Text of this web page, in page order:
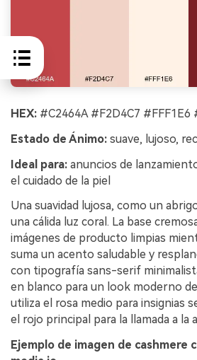
HEX: #C2464A #F2D4C7
Estado de Ánimo: suave, lujoso,
Ideal para: anuncios de
el cuidado de la piel
Una suavidad lujosa, como un
una cálida luz coral. La base
imágenes de producto limpias
suma un acento saludable y
con tipografía sans-serif
en blanco para un look moderno
utiliza el rosa medio para insignias
el rojo principal para la llamada a la
Ejemplo de imagen de cashmere